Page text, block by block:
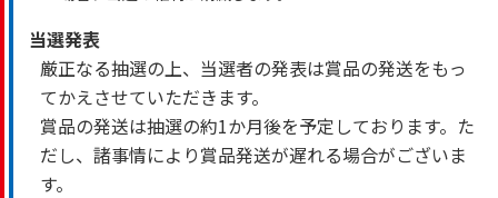
当選発表
厳正なる抽選の上、当選者の発表は賞品の発送をもっ
てかえさせていただきます。
賞品の発送は抽選の約1か月後を予定しております。た
だし、諸事情により賞品発送が遅れる場合がございま
す。